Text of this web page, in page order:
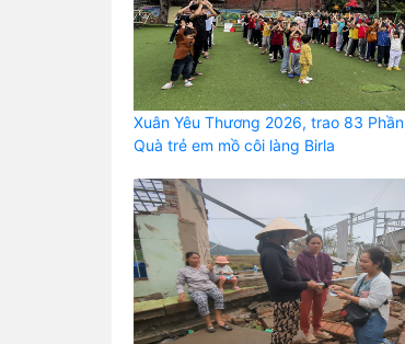
Xuân Yêu Thương 2026, trao 83 Phần
Quà trẻ em mồ côi làng Birla